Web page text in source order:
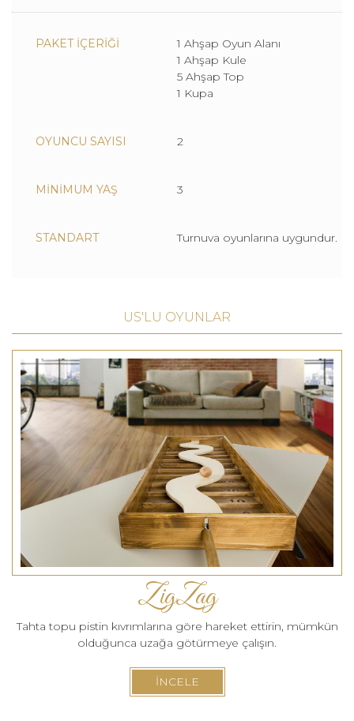
PAKET İÇERİĞİ
1 Ahşap Oyun Alanı
1 Ahşap Kule
5 Ahşap Top
1 Kupa
OYUNCU SAYISI 2
MİNİMUM YAŞ 3
STANDART Turnuva oyunlarına uygundur.
US'LU OYUNLAR
ZigZag
Tahta topu pistin kıvrımlarına göre hareket ettirin, mümkün
olduğunca uzağa götürmeye çalışın.
İNCELE